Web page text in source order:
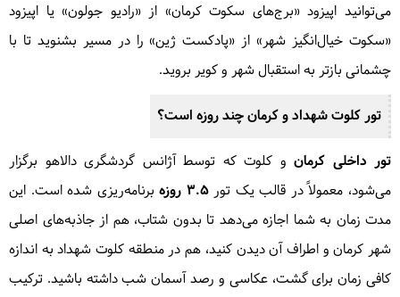
می‌توانید اپیزود «برج‌های سکوت کرمان» از «رادیو جولون» یا اپیزود
«سکوت خیال‌انگیز شهر» از «پادکست ژین» را در مسیر بشنوید تا با
چشمانی بازتر به استقبال شهر و کویر بروید.
تور کلوت شهداد و کرمان چند روزه است؟
تور داخلی کرمان و کلوت که توسط آژانس گردشگری دالاهو برگزار
می‌شود، معمولاً در قالب یک تور۳.۵ روزه
برنامه‌ریزی شده است. این
مدت زمان به شما اجازه می‌دهد تا بدون شتاب، هم از جاذبه‌های اصلی
شهر کرمان و اطراف آن دیدن کنید، هم در منطقه کلوت شهداد به اندازه
کافی زمان برای گشت، عکاسی و رصد آسمان شب داشته باشید. ترکیب